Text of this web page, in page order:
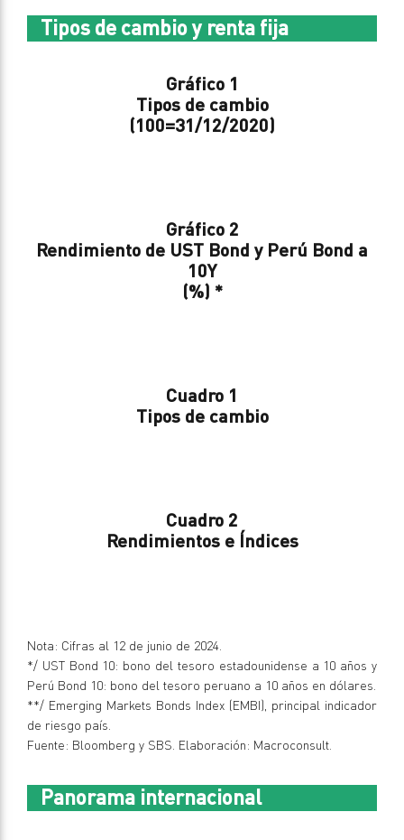
Tipos de cambio y renta fija
Gráfico 1
Tipos de cambio
(100=31/12/2020)
Gráfico 2
Rendimiento de UST Bond y Perú Bond a
10Y
(%) *
Cuadro 1
Tipos de cambio
Cuadro 2
Rendimientos e Índices
Nota: Cifras al 12 de junio de 2024.
*/ UST Bond 10: bono del tesoro estadounidense a 10 años y
Perú Bond 10: bono del tesoro peruano a 10 años en dólares.
**/ Emerging Markets Bonds Index (EMBI), principal indicador
de riesgo país.
Fuente: Bloomberg y SBS. Elaboración: Macroconsult.
Panorama internacional